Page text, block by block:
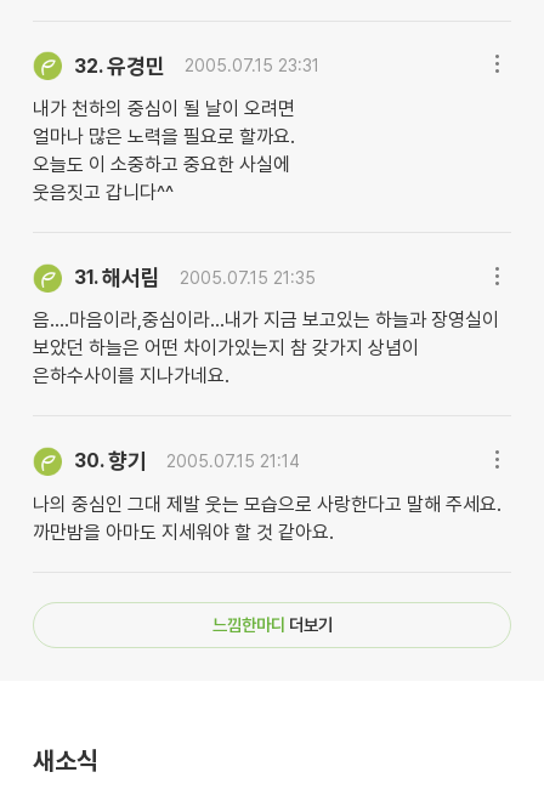
32.유경민 2005.07.15 23:31
내가 천하의 중심이 될 날이 오려면
얼마나 많은 노력을 필요로 할까요.
오늘도 이 소중하고 중요한 사실에
웃음짓고 갑니다^^
31.해서림 2005.07.15 21:35
음....마음이라,중심이라...내가 지금 보고있는 하늘과 장영실이
보았던 하늘은 어떤 차이가있는지 참 갖가지 상념이
은하수사이를 지나가네요.
30.향기 2005.07.15 21:14
나의 중심인 그대 제발 웃는 모습으로 사랑한다고 말해 주세요.
까만밤을 아마도 지세워야 할 것 같아요.
느낌한마디 더보기
새소식